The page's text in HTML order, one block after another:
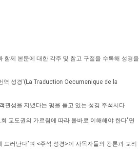
께 본문에 대한 각주 및 참고 구절을 수록해 성경을
역 성경'(La Traduction Oecumenique de la
관성을 지녔다는 평을 듣고 있는 성경 주석서다.
교도권의 가르침에 따라 올바로 이해해야 한다"면
러난다"며 <주석 성경>이 사목자들의 강론과 교리